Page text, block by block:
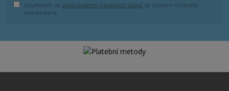
Souhlasím se zpracováním osobních údajů za účelem rozesílky
newsletteru.